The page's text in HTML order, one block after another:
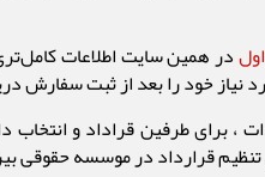
در همین سایت اطلاعات
نیاز خود را بعد از ثبت سفارش
برای طرفین قراداد و انتخاب
قرارداد در موسسه حقوقی